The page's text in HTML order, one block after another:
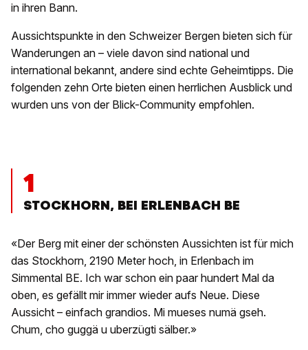
in ihren Bann.
Aussichtspunkte in den Schweizer Bergen bieten sich für
Wanderungen an – viele davon sind national und
international bekannt, andere sind echte Geheimtipps. Die
folgenden zehn Orte bieten einen herrlichen Ausblick und
wurden uns von der Blick-Community empfohlen.
1
STOCKHORN, BEI ERLENBACH BE
«Der Berg mit einer der schönsten Aussichten ist für mich
das Stockhorn, 2190 Meter hoch, in Erlenbach im
Simmental BE. Ich war schon ein paar hundert Mal da
oben, es gefällt mir immer wieder aufs Neue. Diese
Aussicht – einfach grandios. Mi mueses numä gseh.
Chum, cho guggä u uberzügti sälber.»